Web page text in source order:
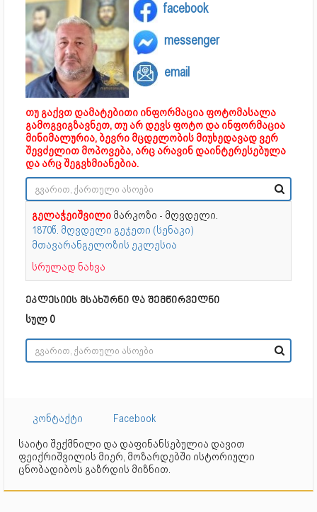
facebook
messenger
email
თუ გაქვთ დამატებითი ინფორმაცია ფოტომასალა
გამოგვიგზავნეთ, თუ არ დევს ფოტო და ინფორმაცია
მინიმალურია, ბევრი მცდელობის მიუხედავად ვერ
შევძელით მოპოვება, არც არავინ დაინტერესებულა
და არც შეგვხმიანებია.
გელაჭეიშვილი მარკოზი - მღვდელი.
1870წ. მღვდელი გეჯეთი (სენაკი)
მთავარანგელოზის ეკლესია
სრულად ნახვა
ეკლესიის მსახურნი და შემწირველნი
სულ 0
კონტაქტი
Facebook
საიტი შექმნილი და დაფინანსებულია დავით
ფეიქრიშვილის მიერ, მოზარდებში ისტორიული
ცნობადიბოს გაზრდის მიზნით.